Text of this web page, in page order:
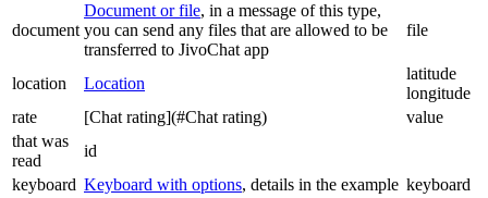
document
Document or file, in a message of this type,
you can send any files that are allowed to be
transferred to JivoChat app
file
location Location
latitude
longitude
rate
[Chat rating](#Chat rating)
value
that was
read
id
keyboard Keyboard with options, details in the example keyboard